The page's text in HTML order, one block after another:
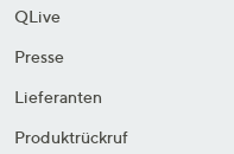
QLive
Presse
Lieferanten
Produktrückruf